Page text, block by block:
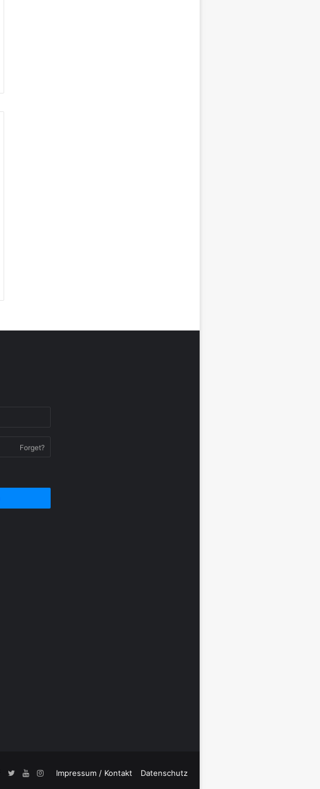
Forget?
Impressum / Kontakt Datenschutz